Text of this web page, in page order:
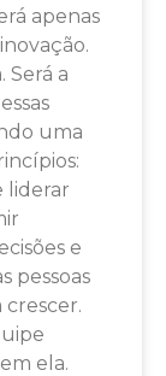
apenas
Será a
uma
liderar
e
pessoas
crescer.
ela.